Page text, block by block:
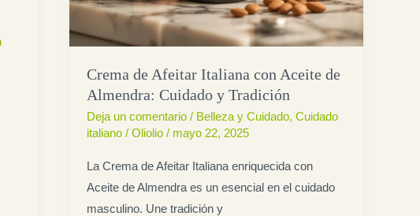
Crema de Afeitar Italiana con Aceite de
Almendra: Cuidado y Tradición
Deja un comentario / Belleza y Cuidado,Cuidado
italiano /Oliolio/ mayo 22, 2025
La Crema de Afeitar Italiana enriquecida con
Aceite de Almendra es un esencial en el cuidado
masculino. Une tradición y